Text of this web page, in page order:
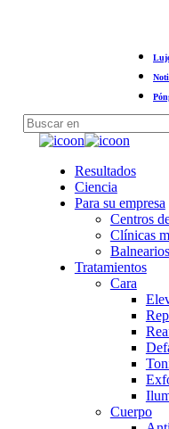
Cerrar
Menú
Resultados
Ciencia
Para su empresa
Centros
Clínicas
Tratamientos
Cara
Cuerpo